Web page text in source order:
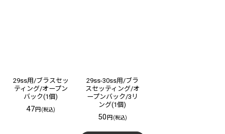
29ss用/ブラスセッ
ティング/オープン
バック(1個)
47円(税込)
29ss-30ss用/ブラ
スセッティング/オ
ープンバック/3リ
ング(1個)
50円(税込)